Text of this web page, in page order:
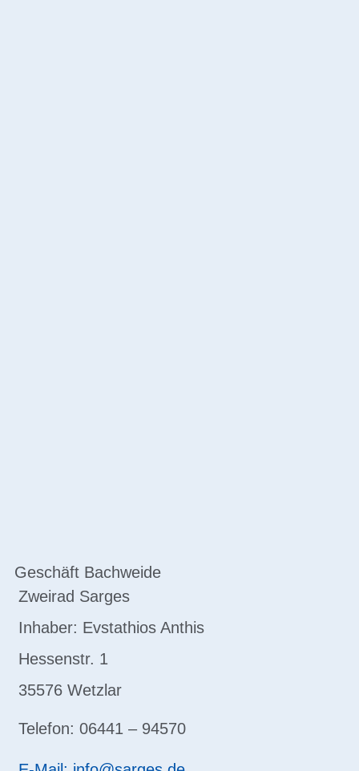
Geschäft Bachweide
Zweirad Sarges
Inhaber: Evstathios Anthis
Hessenstr. 1
35576 Wetzlar
Telefon: 06441 – 94570